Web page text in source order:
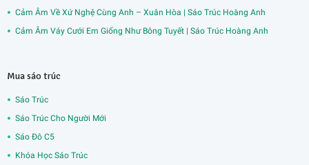
Cảm Âm Về Xứ Nghệ Cùng Anh – Xuân Hòa | Sáo Trúc Hoàng Anh
Cảm Âm Váy Cưới Em Giống Như Bông Tuyết | Sáo Trúc Hoàng Anh
Mua sáo trúc
Sáo Trúc
Sáo Trúc Cho Người Mới
Sáo Đô C5
Khóa Học Sáo Trúc